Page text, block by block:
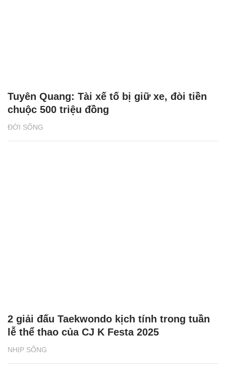
ĐỜI SỐNG
Tuyên Quang: Tài xế tố bị giữ xe, đòi tiền
chuộc 500 triệu đồng
NHỊP SỐNG
2 giải đấu Taekwondo kịch tính trong tuần
lễ thể thao của CJ K Festa 2025